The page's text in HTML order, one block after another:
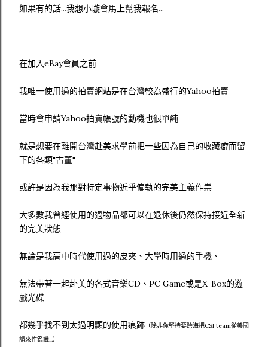
如果有的話...我想小璇會馬上幫我報名...
在加入eBay會員之前
我唯一使用過的拍賣網站是在台灣較為盛行的Yahoo拍賣
當時會申請Yahoo拍賣帳號的動機也很單純
就是想要在離開台灣赴美求學前把一些因為自己的收藏癖而留
下的各類"古董"
或許是因為我那對特定事物近乎偏執的完美主義作祟
大多數我曾經使用的過物品都可以在退休後仍然保持接近全新
的完美狀態
無論是我高中時代使用過的皮夾、大學時用過的手機、
無法帶著一起赴美的各式音樂CD、PC Game或是X-Box的遊
戲光碟
都幾乎找不到太過明顯的使用痕跡 （除非你堅持要跨海把CSI team從美國
請來作鑑識...）